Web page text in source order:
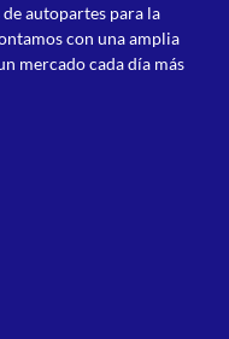
autopartes para la
con una amplia
mercado cada día más